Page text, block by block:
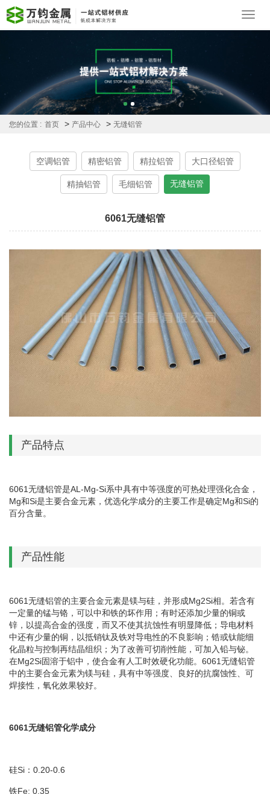
您的位置 : 首页 > 产品中心 > 无缝铝管
空调铝管 精密铝管 精拉铝管 大口径铝管
精抽铝管 毛细铝管 无缝铝管
6061无缝铝管
产品特点
6061无缝铝管是AL-Mg-Si系中具有中等强度的可热处理强化合金，
Mg和Si是主要合金元素，优选化学成分的主要工作是确定Mg和Si的
百分含量。
产品性能
6061无缝铝管的主要合金元素是镁与硅，并形成Mg2Si相。若含有
一定量的锰与铬，可以中和铁的坏作用；有时还添加少量的铜或
锌，以提高合金的强度，而又不使其抗蚀性有明显降低；导电材料
中还有少量的铜，以抵销钛及铁对导电性的不良影响；锆或钛能细
化晶粒与控制再结晶组织；为了改善可切削性能，可加入铅与铋。
在Mg2Si固溶于铝中，使合金有人工时效硬化功能。6061无缝铝管
中的主要合金元素为镁与硅，具有中等强度、良好的抗腐蚀性、可
焊接性，氧化效果较好。
6061无缝铝管化学成分
硅Si：0.20-0.6
铁Fe: 0.35